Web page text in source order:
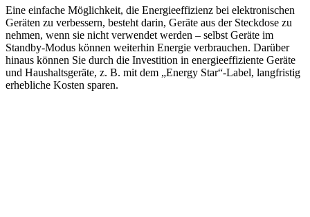
Eine einfache Möglichkeit, die Energieeffizienz bei elektronischen
Geräten zu verbessern, besteht darin, Geräte aus der Steckdose zu
nehmen, wenn sie nicht verwendet werden – selbst Geräte im
Standby-Modus können weiterhin Energie verbrauchen. Darüber
hinaus können Sie durch die Investition in energieeffiziente Geräte
und Haushaltsgeräte, z. B. mit dem „Energy Star“-Label, langfristig
erhebliche Kosten sparen.